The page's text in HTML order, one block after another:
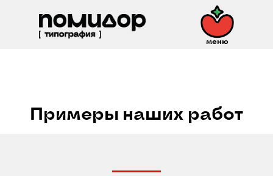
меню
Примеры наших работ